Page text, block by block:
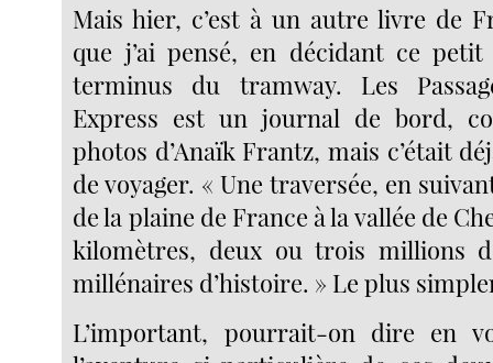
Mais hier, c’est à un autre livre de
que j’ai pensé, en décidant ce petit
terminus du tramway. Les
Express est un journal de bord,
photos d’Anaïk Frantz, mais c’était
de voyager. « Une traversée, en
de la plaine de France à la vallée de
kilomètres, deux ou trois millions
millénaires d’histoire. » Le plus
L’important, pourrait-on dire en